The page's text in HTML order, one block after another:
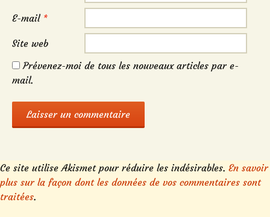
E-mail *
Site web
Prévenez-moi de tous les nouveaux articles par e-
mail.
Ce site utilise Akismet pour réduire les indésirables. En savoir
plus sur la façon dont les données de vos commentaires sont
traitées.